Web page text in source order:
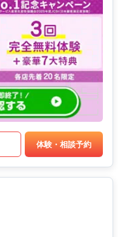
体験・相談予約